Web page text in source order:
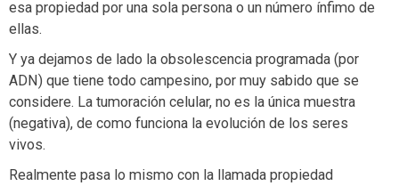
esa propiedad por una sola persona o un número ínfimo de
ellas.
Y ya dejamos de lado la obsolescencia programada (por
ADN) que tiene todo campesino, por muy sabido que se
considere. La tumoración celular, no es la única muestra
(negativa), de como funciona la evolución de los seres
vivos.
Realmente pasa lo mismo con la llamada propiedad